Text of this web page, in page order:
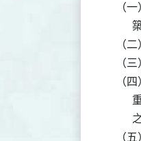
（
（
（
（
（